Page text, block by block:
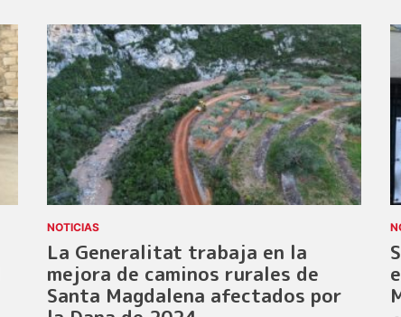
NOTICIAS
La Generalitat trabaja en la
mejora de caminos rurales de
Santa Magdalena afectados por